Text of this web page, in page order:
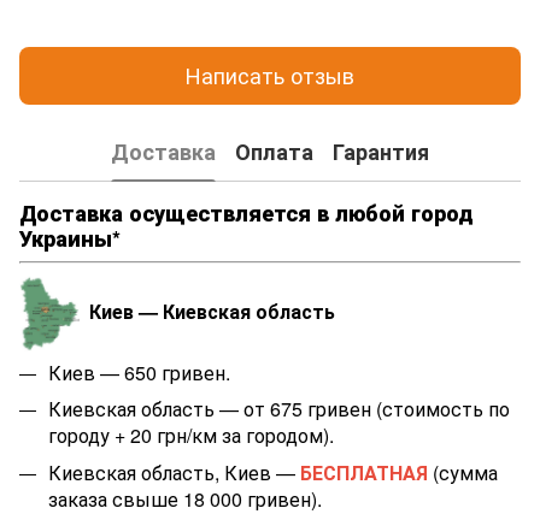
Написать отзыв
Доставка Оплата
Гарантия
Доставка осуществляется в любой город
Украины*
Киев — Киевская область
Киев — 650 гривен.
Киевская область — от 675 гривен (стоимость по
городу + 20 грн/км за городом).
Киевская область, Киев — БЕСПЛАТНАЯ (сумма
заказа свыше 18 000 гривен).